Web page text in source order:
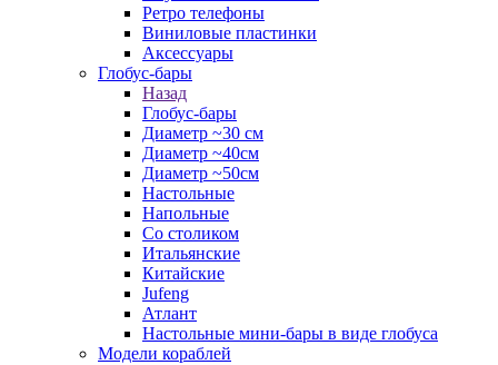
Ретро телефоны
Виниловые пластинки
Аксессуары
Глобус-бары
Назад
Глобус-бары
Диаметр ~30 см
Диаметр ~40см
Диаметр ~50см
Настольные
Напольные
Со столиком
Итальянские
Китайские
Jufeng
Атлант
Настольные мини-бары в виде глобуса
Модели кораблей